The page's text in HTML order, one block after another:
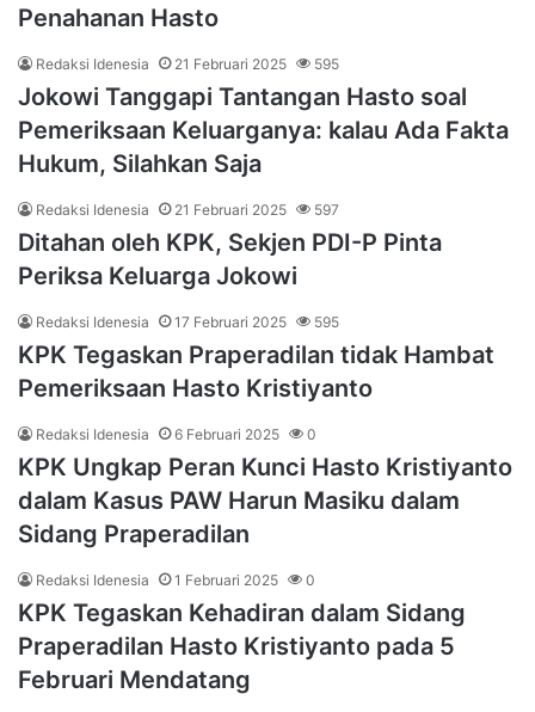
Penahanan Hasto
Redaksi Idenesia 21 Februari 2025 595
Jokowi Tanggapi Tantangan Hasto soal
Pemeriksaan Keluarganya: kalau Ada Fakta
Hukum, Silahkan Saja
Redaksi Idenesia 21 Februari 2025 597
Ditahan oleh KPK, Sekjen PDI-P Pinta
Periksa Keluarga Jokowi
Redaksi Idenesia 17 Februari 2025 595
KPK Tegaskan Praperadilan tidak Hambat
Pemeriksaan Hasto Kristiyanto
Redaksi Idenesia 6 Februari 2025 0
KPK Ungkap Peran Kunci Hasto Kristiyanto
dalam Kasus PAW Harun Masiku dalam
Sidang Praperadilan
Redaksi Idenesia 1 Februari 2025 0
KPK Tegaskan Kehadiran dalam Sidang
Praperadilan Hasto Kristiyanto pada 5
Februari Mendatang